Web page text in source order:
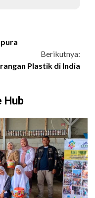
Berikutnya:
Plastik di India
Hub